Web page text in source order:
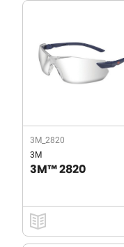
3M_2820
3M
3M™ 2820